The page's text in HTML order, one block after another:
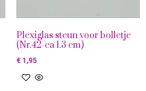
Plexiglas steun voor bolletje
(Nr.42-ca 1.3 cm)
€1,95